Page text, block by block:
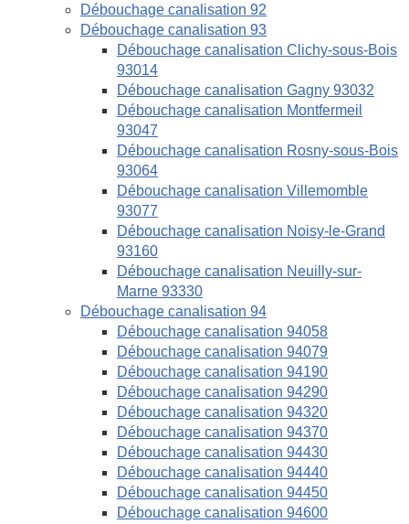
Débouchage canalisation 92
Débouchage canalisation 93
Débouchage canalisation Clichy-sous-Bois
93014
Débouchage canalisation Gagny 93032
Débouchage canalisation Montfermeil
93047
Débouchage canalisation Rosny-sous-Bois
93064
Débouchage canalisation Villemomble
93077
Débouchage canalisation Noisy-le-Grand
93160
Débouchage canalisation Neuilly-sur-
Marne 93330
Débouchage canalisation 94
Débouchage canalisation 94058
Débouchage canalisation 94079
Débouchage canalisation 94190
Débouchage canalisation 94290
Débouchage canalisation 94320
Débouchage canalisation 94370
Débouchage canalisation 94430
Débouchage canalisation 94440
Débouchage canalisation 94450
Débouchage canalisation 94600